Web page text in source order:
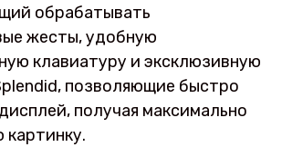
обрабатывать
жесты, удобную
клавиатуру и эксклюзивную
позволяющие быстро
получая максимально
картинку.